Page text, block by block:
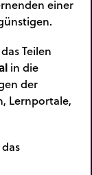
einer
das Teilen
in die
der
Lernportale,